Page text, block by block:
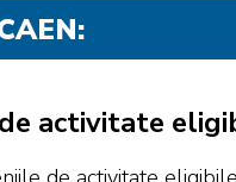
:
activitate